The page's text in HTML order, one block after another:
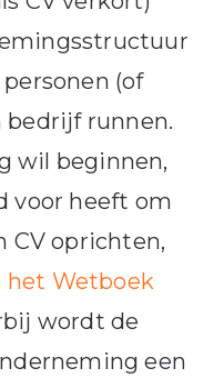
(of
bedrijf runnen.
wil beginnen,
voor heeft om
CV oprichten,
het Wetboek
wordt de
een